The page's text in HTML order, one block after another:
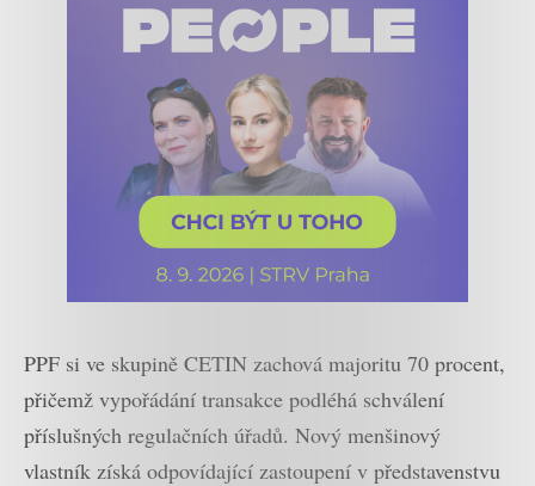
PPF si ve skupině CETIN zachová majoritu 70 procent,
přičemž vypořádání transakce podléhá schválení
příslušných regulačních úřadů. Nový menšinový
vlastník získá odpovídající zastoupení v představenstvu